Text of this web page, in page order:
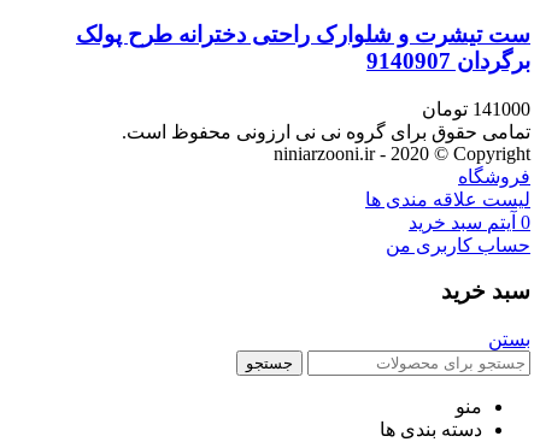
ست تیشرت و شلوارک راحتی دخترانه طرح پولک
برگردان 9140907
141000 تومان
تمامی حقوق برای گروه نی نی ارزونی محفوظ است.
niniarzooni.ir - 2020 © Copyright
فروشگاه
لیست علاقه مندی ها
0 آیتم سبد خرید
حساب کاربری من
سبد خرید
بستن
جستجو
منو
دسته بندی ها